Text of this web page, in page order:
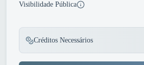
Visibilidade Pública
Créditos Necessários